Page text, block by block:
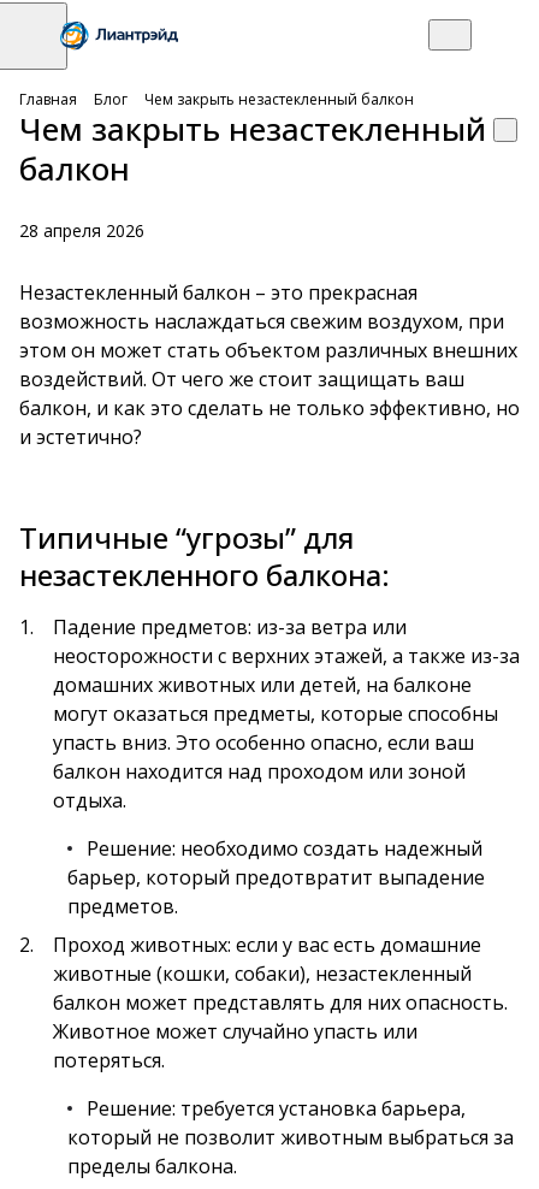
Главная Блог Чем закрыть незастекленный балкон
Чем закрыть незастекленный
балкон
28 апреля 2026
Незастекленный балкон – это прекрасная
возможность наслаждаться свежим воздухом, при
этом он может стать объектом различных внешних
воздействий. От чего же стоит защищать ваш
балкон, и как это сделать не только эффективно, но
и эстетично?
Типичные “угрозы” для
незастекленного балкона:
Падение предметов: из-за ветра или
неосторожности с верхних этажей, а также из-за
домашних животных или детей, на балконе
могут оказаться предметы, которые способны
упасть вниз. Это особенно опасно, если ваш
балкон находится над проходом или зоной
отдыха.
Решение: необходимо создать надежный
барьер, который предотвратит выпадение
предметов.
Проход животных: если у вас есть домашние
животные (кошки, собаки), незастекленный
балкон может представлять для них опасность.
Животное может случайно упасть или
потеряться.
Решение: требуется установка барьера,
который не позволит животным выбраться за
пределы балкона.